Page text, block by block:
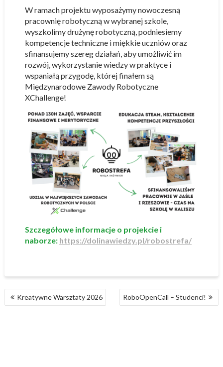
W ramach projektu wyposażymy nowoczesną
pracownię robotyczną w wybranej szkole,
wyszkolimy drużynę robotyczną, podniesiemy
kompetencje techniczne i miękkie uczniów oraz
sfinansujemy szereg działań, aby umożliwić im
rozwój, wykorzystanie wiedzy w praktyce i
wspaniałą przygodę, której finałem są
Międzynarodowe Zawody Robotyczne
XChallenge!
Szczegółowe informacje o projekcie i
naborze: https://dolinawiedzy.pl/robostrefa/
NAWIGACJA
WPISU
Kreatywne Warsztaty 2026 RoboOpenCall – Studenci!